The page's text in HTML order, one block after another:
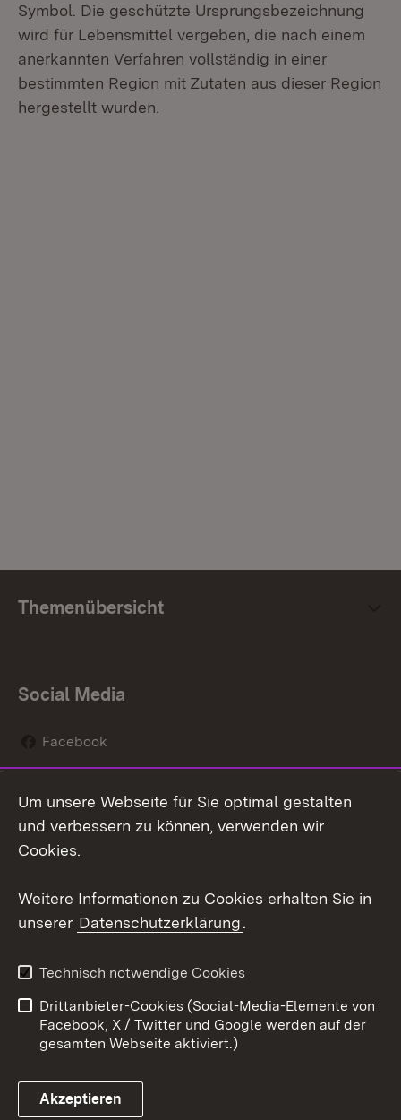
Symbol. Die geschützte Ursprungsbezeichnung
wird für Lebensmittel vergeben, die nach einem
anerkannten Verfahren vollständig in einer
bestimmten Region mit Zutaten aus dieser Region
hergestellt wurden.
Themenübersicht
Social Media
Facebook
Social Wall
Youtube
Link zum Landesportal
Kontakt
Datenschutz
Barrierefreiheit
Impressum Cookies
Um unsere Webseite für Sie optimal gestalten
und verbessern zu können, verwenden wir
Cookies.
Weitere Informationen zu Cookies erhalten Sie in
unserer Datenschutzerklärung.
Technisch notwendige Cookies
Drittanbieter-Cookies (Social-Media-Elemente von
Facebook, X / Twitter und Google werden auf der
gesamten Webseite aktiviert.)
Akzeptieren